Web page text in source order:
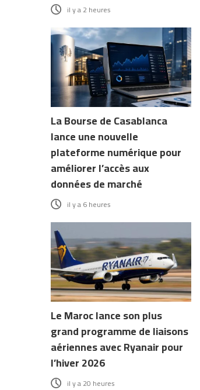
il y a 2 heures
La Bourse de Casablanca
lance une nouvelle
plateforme numérique pour
améliorer l’accès aux
données de marché
il y a 6 heures
Le Maroc lance son plus
grand programme de liaisons
aériennes avec Ryanair pour
l’hiver 2026
il y a 20 heures